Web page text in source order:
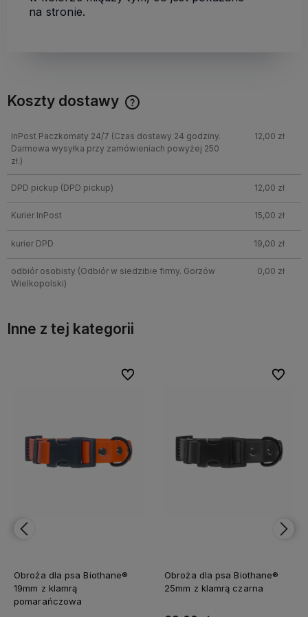
na stronie.
Koszty dostawy
InPost Paczkomaty 24/7 (Czas dostawy 24 godziny.
Darmowa wysyłka przy zamówieniach powyżej 250
zł.)
12,00 zł
DPD pickup (DPD pickup) 12,00 zł
Kurier InPost 15,00 zł
kurier DPD 19,00 zł
odbiór osobisty (Odbiór w siedzibie firmy. Gorzów
Wielkopolski)
0,00 zł
Inne z tej kategorii
Obroża dla psa Biothane®
19mm z klamrą
pomarańczowa
Do ulubionych
Do ulubionych
Obroża dla psa Biothane®
25mm z klamrą czarna
Do
Do